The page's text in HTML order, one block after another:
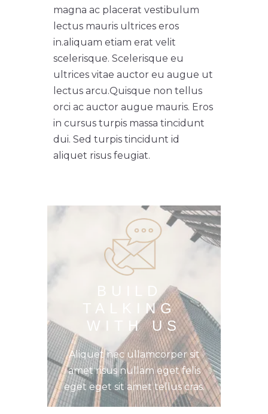
magna ac placerat vestibulum
lectus mauris ultrices eros
in.aliquam etiam erat velit
scelerisque. Scelerisque eu
ultrices vitae auctor eu augue ut
lectus arcu.Quisque non tellus
orci ac auctor augue mauris. Eros
in cursus turpis massa tincidunt
dui. Sed turpis tincidunt id
aliquet risus feugiat.
BUILD
TALKING
WITH US
Aliquet nec ullamcorper sit
amet risus nullam eget felis
eget eget sit amet tellus cras.